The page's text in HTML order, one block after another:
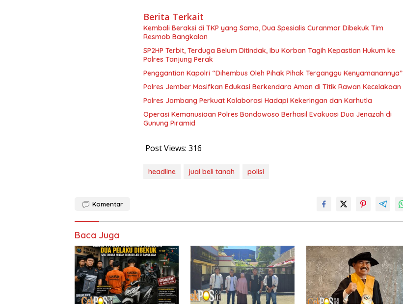
Berita Terkait
Kembali Beraksi di TKP yang Sama, Dua Spesialis Curanmor Dibekuk Tim
Resmob Bangkalan
SP2HP Terbit, Terduga Belum Ditindak, Ibu Korban Tagih Kepastian Hukum ke
Polres Tanjung Perak
Penggantian Kapolri “Dihembus Oleh Pihak Pihak Terganggu Kenyamanannya”
Polres Jember Masifkan Edukasi Berkendara Aman di Titik Rawan Kecelakaan
Polres Jombang Perkuat Kolaborasi Hadapi Kekeringan dan Karhutla
Operasi Kemanusiaan Polres Bondowoso Berhasil Evakuasi Dua Jenazah di
Gunung Piramid
Post Views: 316
headline jual beli tanah polisi
Komentar
Baca Juga